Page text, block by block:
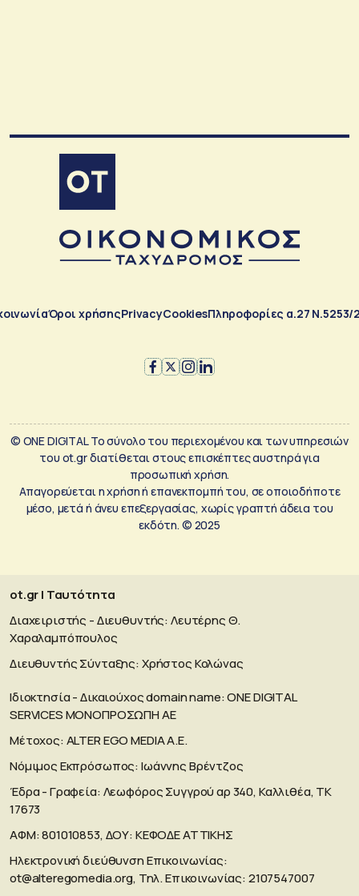
Όροι χρήσηςPrivacyCookiesΠληροφορίες α.27 Ν.5253/
© ONE DIGITAL Το σύνολο του περιεχομένου και των υπηρεσιών
του ot.gr διατίθεται στους επισκέπτες αυστηρά για
προσωπική χρήση.
Απαγορεύεται η χρήση ή επανεκπομπή του, σε οποιοδήποτε
μέσο, μετά ή άνευ επεξεργασίας, χωρίς γραπτή άδεια του
εκδότη. © 2025
ot.gr | Ταυτότητα
Διαχειριστής - Διευθυντής: Λευτέρης Θ.
Χαραλαμπόπουλος
Διευθυντής Σύνταξης: Χρήστος Κολώνας
Ιδιοκτησία - Δικαιούχος domain name: ΟΝΕ DIGITAL
SERVICES MONOΠΡΟΣΩΠΗ ΑΕ
Μέτοχος: ALTER EGO MEDIA A.E.
Νόμιμος Εκπρόσωπος: Ιωάννης Βρέντζος
Έδρα - Γραφεία: Λεωφόρος Συγγρού αρ 340, Καλλιθέα, ΤΚ
17673
ΑΦΜ: 801010853, ΔΟΥ: ΚΕΦΟΔΕ ΑΤΤΙΚΗΣ
Ηλεκτρονική διεύθυνση Επικοινωνίας:
ot@alteregomedia.org, Τηλ. Επικοινωνίας: 2107547007